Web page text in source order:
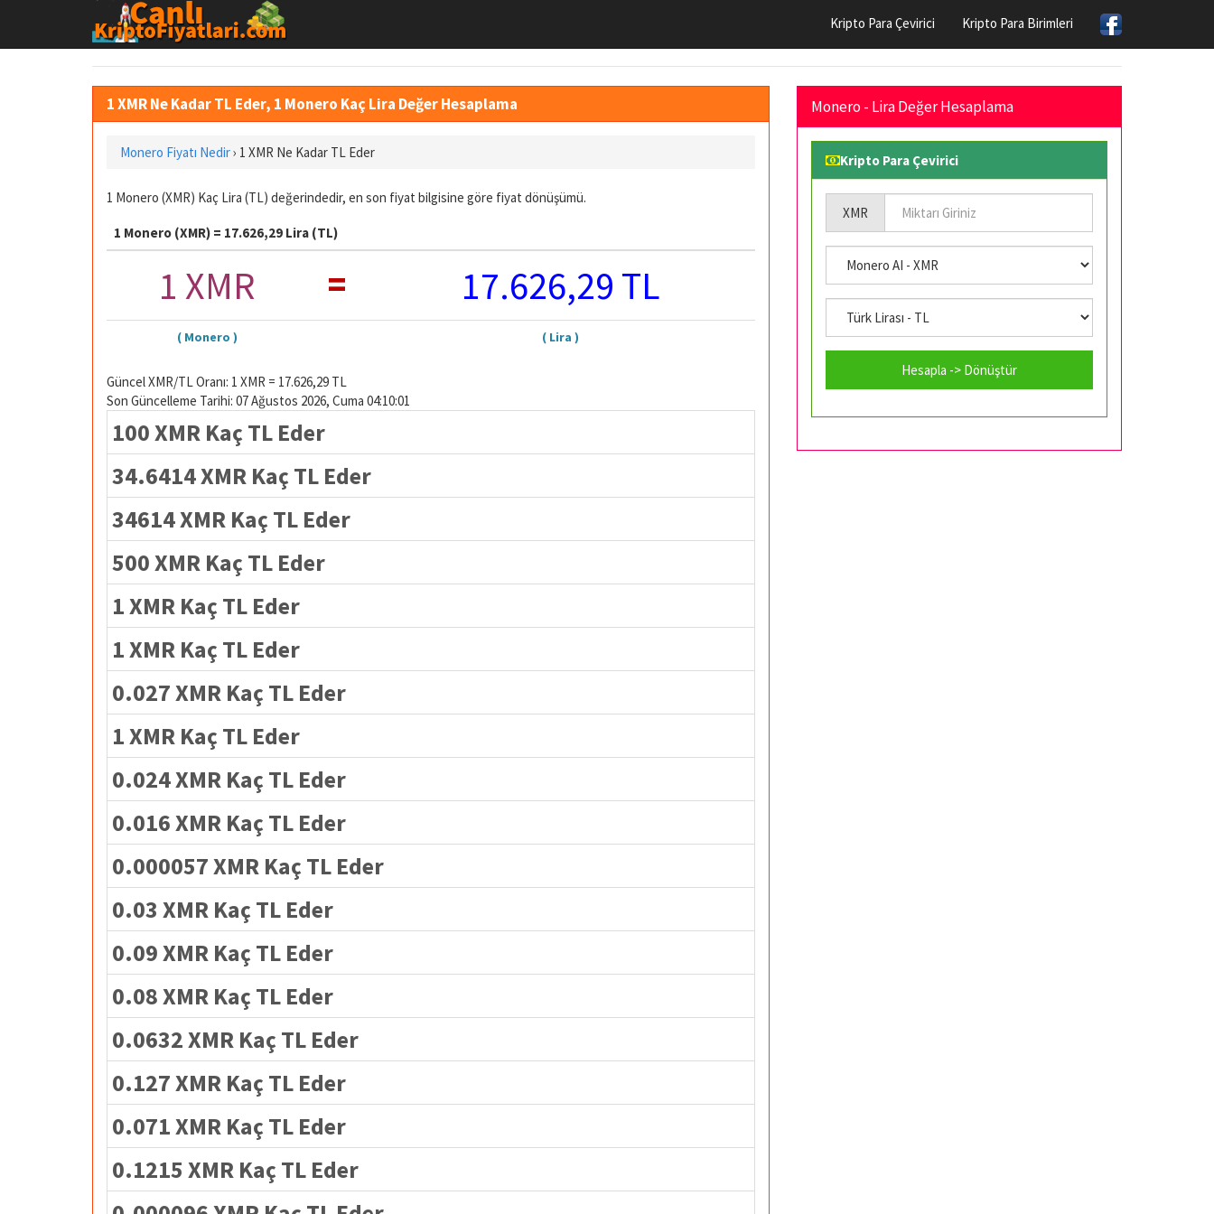
Kripto Para Çevirici Kripto Para Birimleri
1 XMR Ne Kadar TL Eder, 1 Monero Kaç Lira Değer Hesaplama
Monero Fiyatı Nedir› 1 XMR Ne Kadar TL Eder
1 Monero (XMR) Kaç Lira (TL) değerindedir, en son fiyat bilgisine göre fiyat dönüşümü.
1 Monero (XMR) = 17.626,29 Lira (TL)
1 XMR = 17.626,29 TL
( Monero ) ( Lira )
Güncel XMR/TL Oranı: 1 XMR = 17.626,29 TL
Son Güncelleme Tarihi: 07 Ağustos 2026, Cuma 04:10:01
100 XMR Kaç TL Eder
34.6414 XMR Kaç TL Eder
34614 XMR Kaç TL Eder
500 XMR Kaç TL Eder
1 XMR Kaç TL Eder
1 XMR Kaç TL Eder
0.027 XMR Kaç TL Eder
1 XMR Kaç TL Eder
0.024 XMR Kaç TL Eder
0.016 XMR Kaç TL Eder
0.000057 XMR Kaç TL Eder
0.03 XMR Kaç TL Eder
0.09 XMR Kaç TL Eder
0.08 XMR Kaç TL Eder
0.0632 XMR Kaç TL Eder
0.127 XMR Kaç TL Eder
0.071 XMR Kaç TL Eder
0.1215 XMR Kaç TL Eder
Monero - Lira Değer Hesaplama
Kripto Para Çevirici
XMR
Hesapla -> Dönüştür